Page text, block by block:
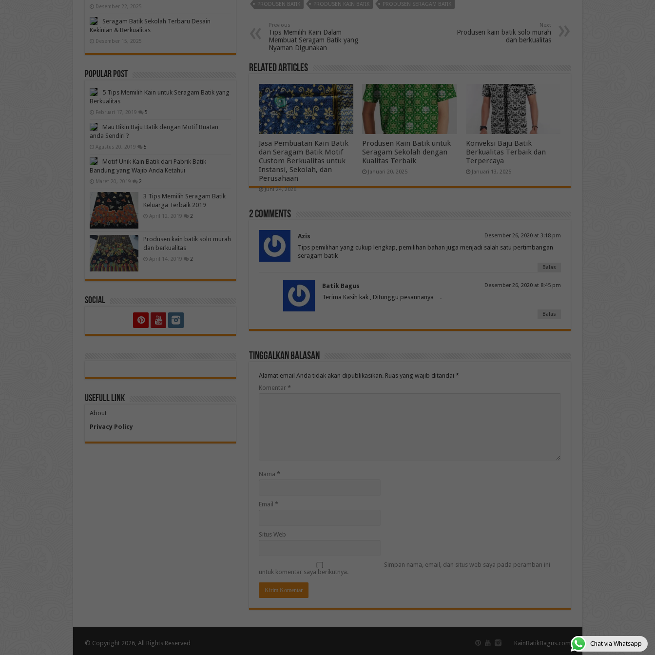
PRODUSEN BATIK
PRODUSEN KAIN BATIK PRODUSEN SERAGAM BATIK
Previous
Tips Memilih Kain Dalam
Membuat Seragam Batik yang
Nyaman Digunakan
Next
Produsen kain batik solo murah
dan berkualitas
Related Articles
Jasa Pembuatan Kain Batik
dan Seragam Batik Motif
Custom Berkualitas untuk
Instansi, Sekolah, dan
Perusahaan
Juni 24, 2026
Produsen Kain Batik untuk
Seragam Sekolah dengan
Kualitas Terbaik
Januari 20, 2025
Konveksi Baju Batik
Berkualitas Terbaik dan
Terpercaya
Januari 13, 2025
2 comments
Azis Desember 26, 2020 at 3:18 pm
Tips pemilihan yang cukup lengkap, pemilihan bahan juga menjadi salah satu pertimbangan
seragam batik
Balas
Batik Bagus Desember 26, 2020 at 8:45 pm
Terima Kasih kak , Ditunggu pesannanya….
Balas
Tinggalkan Balasan
Alamat email Anda tidak akan dipublikasikan. Ruas yang wajib ditandai *
Komentar *
Nama *
Email *
Situs Web
Simpan nama, email, dan situs web saya pada peramban ini
untuk komentar saya berikutnya.
Desember 22, 2025
Seragam Batik Sekolah Terbaru Desain
Kekinian & Berkualitas
Desember 15, 2025
Popular Post
5 Tips Memilih Kain untuk Seragam Batik yang
Berkualitas
Februari 17, 2019 5
Mau Bikin Baju Batik dengan Motif Buatan
anda Sendiri ?
Agustus 20, 2019 5
Motif Unik Kain Batik dari Pabrik Batik
Bandung yang Wajib Anda Ketahui
Maret 20, 2019 2
3 Tips Memilih Seragam Batik
Keluarga Terbaik 2019
April 12, 2019 2
Produsen kain batik solo murah
dan berkualitas
April 14, 2019 2
Social
Usefull Link
About
Privacy Policy
KainBatikBagus.com
© Copyright 2026, All Rights Reserved Chat via Whatsapp